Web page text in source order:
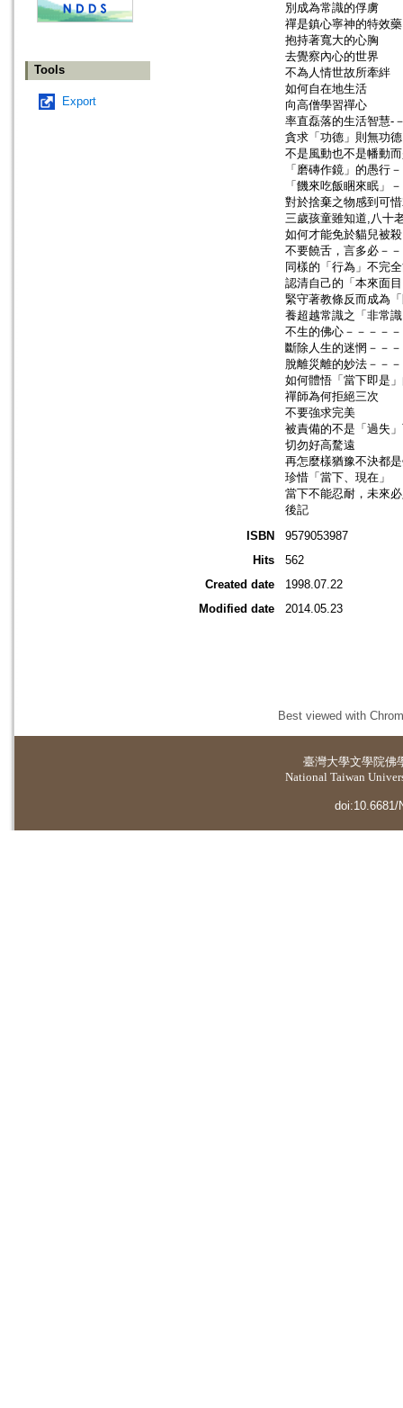
Tools
Export
別成為常識的俘虜
禪是鎮心寧神的特效藥
抱持著寬大的心胸
去覺察內心的世界
不為人情世故所牽絆
如何自在地生活
向高僧學習禪心
率直磊落的生活智慧-
貪求「功德」則無功
不是風動也不是幡動
「磨磚作鏡」的愚行
「饑來吃飯睏來眠」
對於捨棄之物感到可
三歲孩童雖知道,八十
如何才能免於貓兒被
不要饒舌，言多必－
同樣的「行為」不完
認清自己的「本來面
緊守著教條反而成為
養超越常識之「非常
不生的佛心－－－－
斷除人生的迷惘－－
脫離災離的妙法－－
如何體悟「當下即是
禪師為何拒絕三次
不要強求完美
被責備的不是「過失
切勿好高騖遠
再怎麼樣猶豫不決都
珍惜「當下、現在」
當下不能忍耐，未來
後記
ISBN
9579053987
Hits
562
Created date
1998.07.22
Modified date
2014.05.23
Best viewed with
臺灣大學文學院佛
National Taiwan
doi:10.6681/